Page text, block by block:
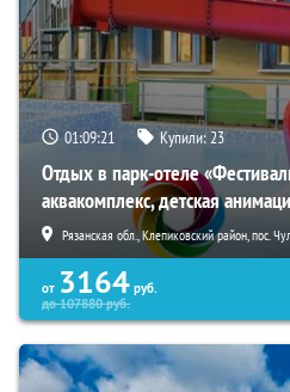
01:09:19 Купили:23
Отдых в парк-отеле
аквакомплекс, детская
Рязанская обл., Клепиковский район, пос.
от 3164 руб.
до107880руб.